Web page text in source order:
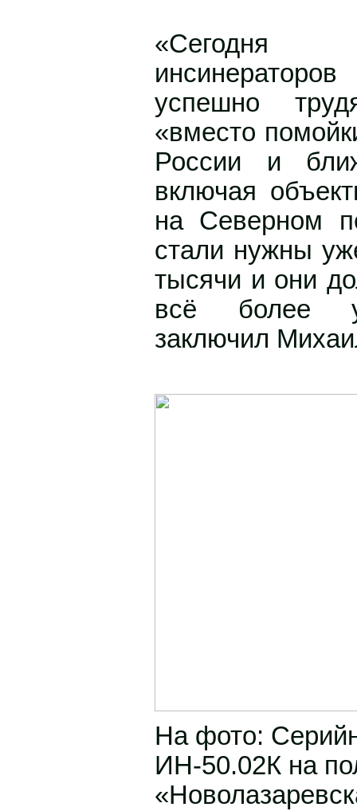
успешно
«вместо
России и
включая
на Северном
стали нужны
тысячи и они
всё более
заключил
На фото:
ИН-50.02К на